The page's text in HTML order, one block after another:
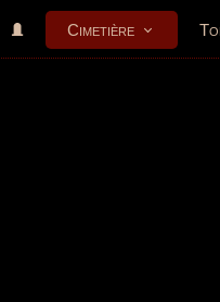
Cimetière